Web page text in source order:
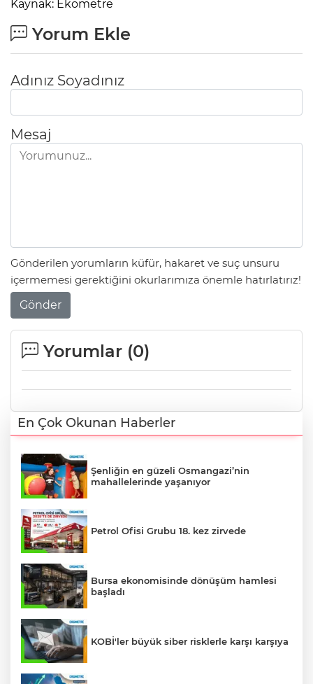
Kaynak: Ekometre
Yorum Ekle
Adınız Soyadınız
Mesaj
Gönderilen yorumların küfür, hakaret ve suç unsuru
içermemesi gerektiğini okurlarımıza önemle hatırlatırız!
Gönder
Yorumlar (0)
En Çok Okunan Haberler
Şenliğin en güzeli Osmangazi’nin
mahallelerinde yaşanıyor
Petrol Ofisi Grubu 18. kez zirvede
Bursa ekonomisinde dönüşüm hamlesi
başladı
KOBİ'ler büyük siber risklerle karşı karşıya